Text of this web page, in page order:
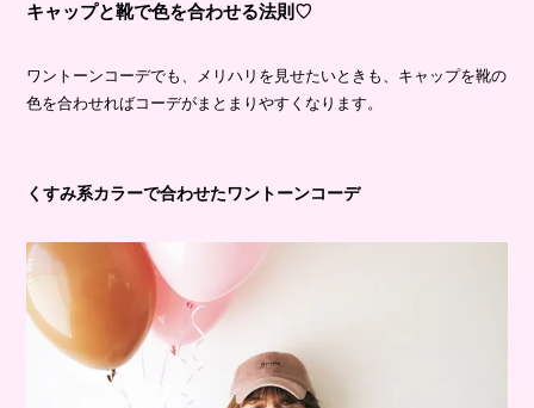
キャップと靴で色を合わせる法則♡
ワントーンコーデでも、メリハリを見せたいときも、キャップを靴の
色を合わせればコーデがまとまりやすくなります。
くすみ系カラーで合わせたワントーンコーデ